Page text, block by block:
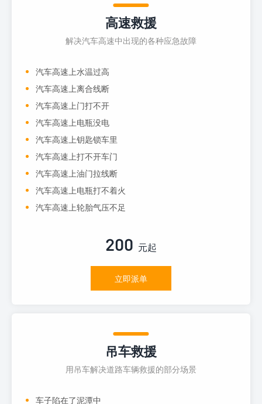
高速救援
解决汽车高速中出现的各种应急故障
汽车高速上水温过高
汽车高速上离合线断
汽车高速上门打不开
汽车高速上电瓶没电
汽车高速上钥匙锁车里
汽车高速上打不开车门
汽车高速上油门拉线断
汽车高速上电瓶打不着火
汽车高速上轮胎气压不足
200 元起
立即派单
吊车救援
用吊车解决道路车辆救援的部分场景
车子陷在了泥潭中